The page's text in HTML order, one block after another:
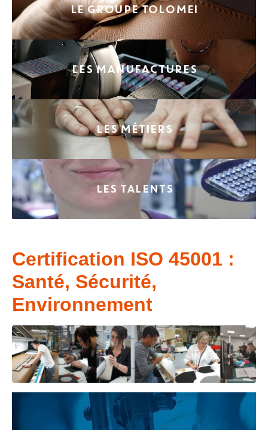
LE GROUPE TOLOMEI
LES MANUFACTURES
LES MÉTIERS
LES TALENTS
Certification ISO 45001 :
Santé, Sécurité,
Environnement